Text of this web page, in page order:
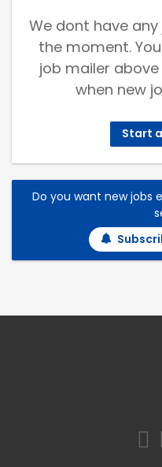
We dont have
the moment.
job mailer
when new
Start
Do you want new jobs